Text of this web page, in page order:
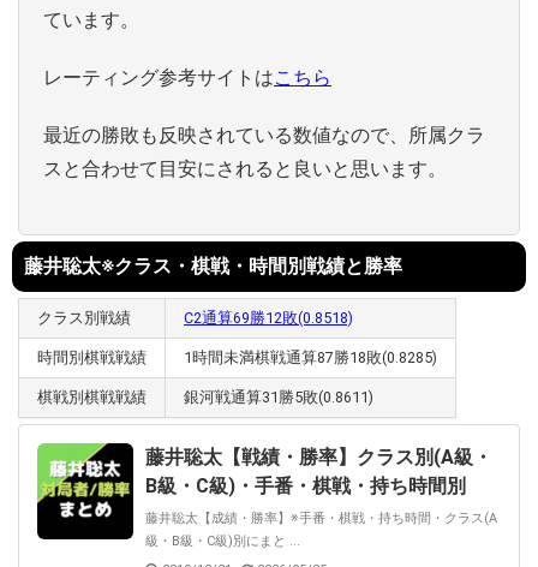
ています。
レーティング参考サイトはこちら
最近の勝敗も反映されている数値なので、所属クラ
スと合わせて目安にされると良いと思います。
藤井聡太※クラス・棋戦・時間別戦績と勝率
クラス別戦績 C2通算69勝12敗(0.8518)
時間別棋戦戦績 1時間未満棋戦通算87勝18敗(0.8285)
棋戦別棋戦戦績 銀河戦通算31勝5敗(0.8611)
藤井聡太【戦績・勝率】クラス別(A級・
B級・C級)・手番・棋戦・持ち時間別
藤井聡太【成績・勝率】※手番・棋戦・持ち時間・クラス(A
級・B級・C級)別にまと ...